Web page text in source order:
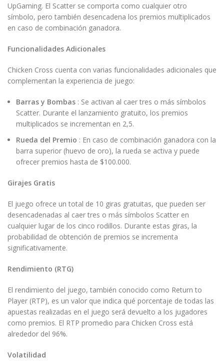
UpGaming. El Scatter se comporta como cualquier otro
símbolo, pero también desencadena los premios multiplicados
en caso de combinación ganadora.
Funcionalidades Adicionales
Chicken Cross cuenta con varias funcionalidades adicionales que
complementan la experiencia de juego:
Barras y Bombas : Se activan al caer tres o más símbolos
Scatter. Durante el lanzamiento gratuito, los premios
multiplicados se incrementan en 2,5.
Rueda del Premio : En caso de combinación ganadora con la
barra superior (huevo de oro), la rueda se activa y puede
ofrecer premios hasta de $100.000.
Girajes Gratis
El juego ofrece un total de 10 giras gratuitas, que pueden ser
desencadenadas al caer tres o más símbolos Scatter en
cualquier lugar de los cinco rodillos. Durante estas giras, la
probabilidad de obtención de premios se incrementa
significativamente.
Rendimiento (RTG)
El rendimiento del juego, también conocido como Return to
Player (RTP), es un valor que indica qué porcentaje de todas las
apuestas realizadas en el juego será devuelto a los jugadores
como premios. El RTP promedio para Chicken Cross está
alrededor del 96%.
Volatilidad